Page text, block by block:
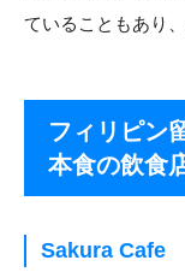
ていることもあり
フィリピン
本食の飲食
Sakura Cafe